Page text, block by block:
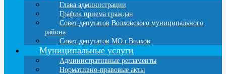
Глава администрации
График приема граждан
Совет депутатов Волховского муниципального
района
Совет депутатов МО г.Волхов
Муниципальные услуги
Административные регламенты
Нормативно-правовые акты